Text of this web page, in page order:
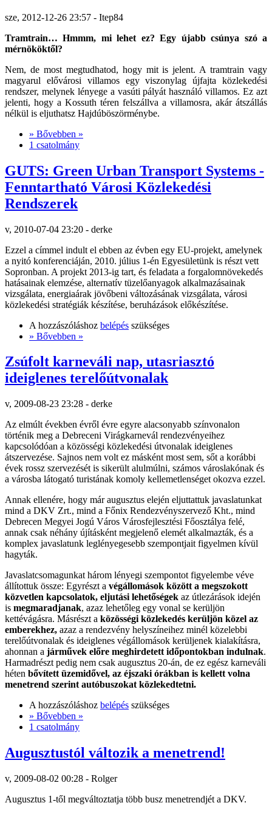
sze, 2012-12-26 23:57 - Itep84
Tramtrain… Hmmm, mi lehet ez? Egy újabb csúnya szó a
mérnököktől?
Nem, de most megtudhatod, hogy mit is jelent. A tramtrain vagy
magyarul elővárosi villamos egy viszonylag újfajta közlekedési
rendszer, melynek lényege a vasúti pályát használó villamos. Ez azt
jelenti, hogy a Kossuth téren felszállva a villamosra, akár átszállás
nélkül is eljuthatsz Hajdúböszörménybe.
» Bővebben »
1 csatolmány
GUTS: Green Urban Transport Systems -
Fenntartható Városi Közlekedési
Rendszerek
v, 2010-07-04 23:20 - derke
Ezzel a címmel indult el ebben az évben egy EU-projekt, amelynek
a nyitó konferenciáján, 2010. július 1-én Egyesületünk is részt vett
Sopronban. A projekt 2013-ig tart, és feladata a forgalomnövekedés
hatásainak elemzése, alternatív tüzelőanyagok alkalmazásainak
vizsgálata, energiaárak jövőbeni változásának vizsgálata, városi
közlekedési stratégiák készítése, beruházások előkészítése.
A hozzászóláshoz belépés szükséges
» Bővebben »
Zsúfolt karneváli nap, utasriasztó
ideiglenes terelőútvonalak
v, 2009-08-23 23:28 - derke
Az elmúlt években évről évre egyre alacsonyabb színvonalon
történik meg a Debreceni Virágkarnevál rendezvényeihez
kapcsolódóan a közösségi közlekedési útvonalak ideiglenes
átszervezése. Sajnos nem volt ez másként most sem, sőt a korábbi
évek rossz szervezését is sikerült alulmúlni, számos városlakónak és
a városba látogató turistának komoly kellemetlenséget okozva ezzel.
Annak ellenére, hogy már augusztus elején eljuttattuk javaslatunkat
mind a DKV Zrt., mind a Főnix Rendezvényszervező Kht., mind
Debrecen Megyei Jogú Város Városfejlesztési Főosztálya felé,
annak csak néhány újításként megjelenő elemét alkalmazták, és a
komplex javaslatunk leglényegesebb szempontjait figyelmen kívül
hagyták.
Javaslatcsomagunkat három lényegi szempontot figyelembe véve
állítottuk össze: Egyrészt a végállomások között a megszokott
közvetlen kapcsolatok, eljutási lehetőségek az útlezárások idején
is megmaradjanak, azaz lehetőleg egy vonal se kerüljön
kettévágásra. Másrészt a közösségi közlekedés kerüljön közel az
emberekhez, azaz a rendezvény helyszíneihez minél közelebbi
terelőútvonalak és ideiglenes végállomások kerüljenek kialakításra,
ahonnan a járművek előre meghirdetett időpontokban indulnak.
Harmadrészt pedig nem csak augusztus 20-án, de ez egész karneváli
héten bővített üzemidővel, az éjszaki órákban is kellett volna
menetrend szerint autóbuszokat közlekedtetni.
A hozzászóláshoz belépés szükséges
» Bővebben »
1 csatolmány
Augusztustól változik a menetrend!
v, 2009-08-02 00:28 - Rolger
Augusztus 1-től megváltoztatja több busz menetrendjét a DKV.